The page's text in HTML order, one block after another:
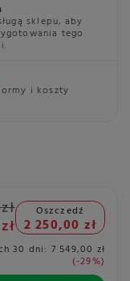
sklepu, aby
tego
i koszty
Oszczedź
2 250,00 zł
30 dni: 7 549,00 zł
-29%